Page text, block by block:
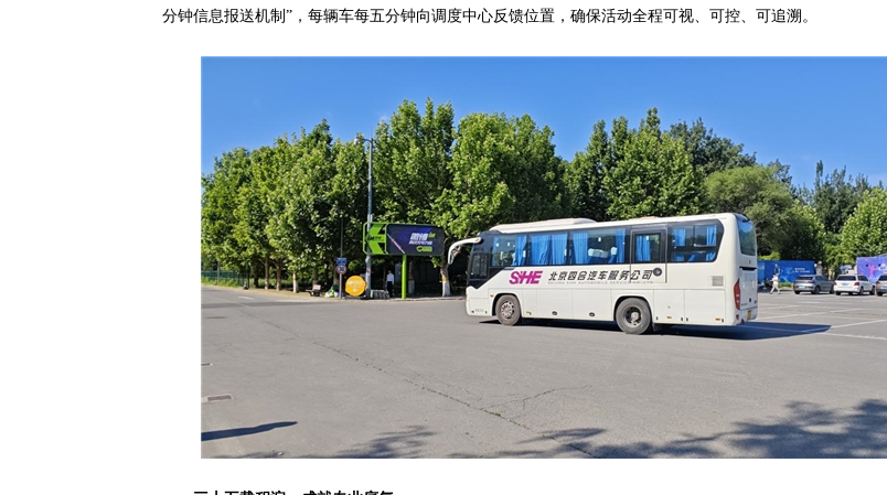
分钟信息报送机制”，每辆车每五分钟向调度中心反馈位置，确保活动全程可视、可控、可追溯。